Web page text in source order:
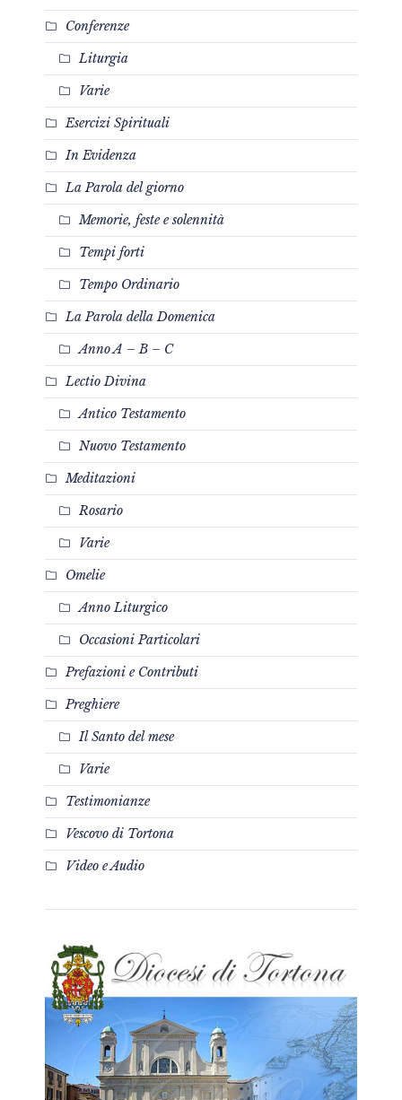
Conferenze
Liturgia
Varie
Esercizi Spirituali
In Evidenza
La Parola del giorno
Memorie, feste e solennità
Tempi forti
Tempo Ordinario
La Parola della Domenica
Anno A – B – C
Lectio Divina
Antico Testamento
Nuovo Testamento
Meditazioni
Rosario
Varie
Omelie
Anno Liturgico
Occasioni Particolari
Prefazioni e Contributi
Preghiere
Il Santo del mese
Varie
Testimonianze
Vescovo di Tortona
Video e Audio